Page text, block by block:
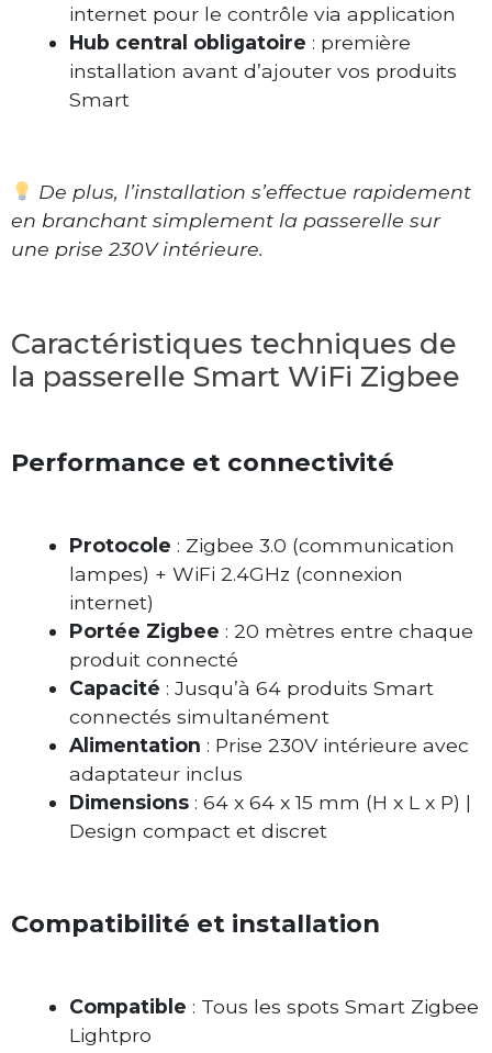
internet pour le contrôle via application
Hub central obligatoire : première
installation avant d’ajouter vos produits
Smart
De plus, l’installation s’effectue rapidement
en branchant simplement la passerelle sur
une prise 230V intérieure.
Caractéristiques techniques de
la passerelle Smart WiFi Zigbee
Performance et connectivité
Protocole : Zigbee 3.0 (communication
lampes) + WiFi 2.4GHz (connexion
internet)
Portée Zigbee : 20 mètres entre chaque
produit connecté
Capacité : Jusqu’à 64 produits Smart
connectés simultanément
Alimentation : Prise 230V intérieure avec
adaptateur inclus
Dimensions: 64 x 64 x 15 mm (H x L x P) |
Design compact et discret
Compatibilité et installation
Compatible : Tous les spots Smart Zigbee
Lightpro